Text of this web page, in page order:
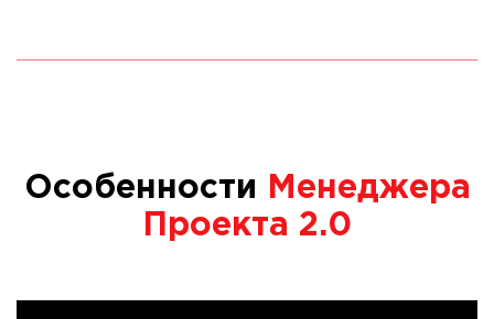
Особенности
Менеджера
Проекта 2.0